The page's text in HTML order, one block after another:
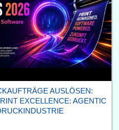
AUSLÖSEN:
EXCELLENCE: AGENTIC